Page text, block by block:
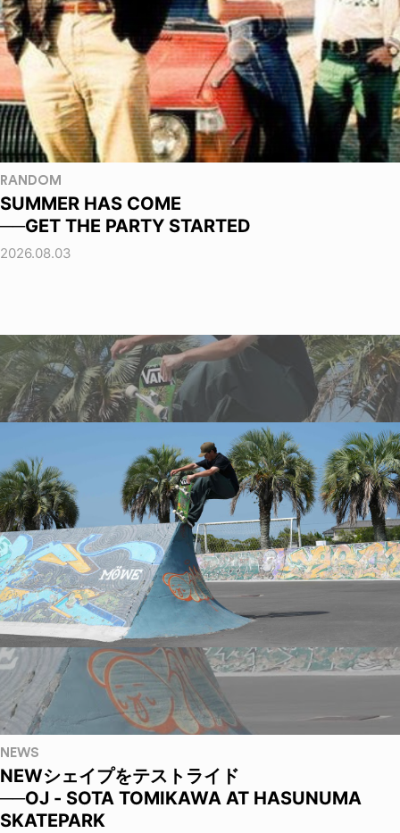
RANDOM
SUMMER HAS COME
──GET THE PARTY STARTED
2026.08.03
NEWS
NEWシェイプをテストライド
──OJ - SOTA TOMIKAWA AT HASUNUMA
SKATEPARK